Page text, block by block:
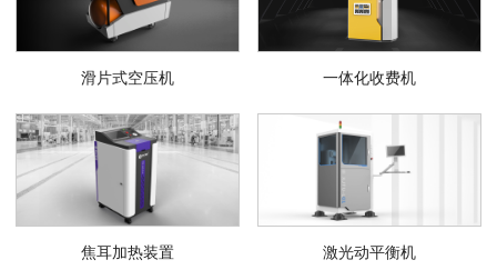
滑片式空压机 一体化收费机
焦耳加热装置 激光动平衡机